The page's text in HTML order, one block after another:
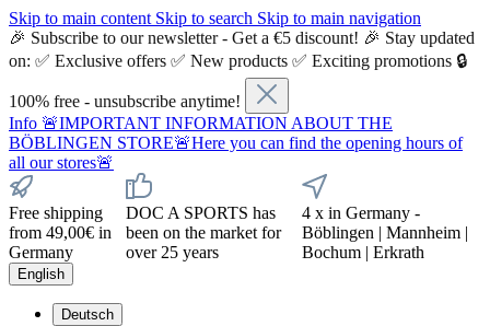
Skip to main content Skip to search Skip to main navigation
🎉 Subscribe to our newsletter - Get a €5 discount! 🎉 Stay updated
on: ✅ Exclusive offers ✅ New products ✅ Exciting promotions 🔒
100% free - unsubscribe anytime!
Info 🚨IMPORTANT INFORMATION ABOUT THE
BÖBLINGEN STORE🚨Here you can find the opening hours of
all our stores🚨
Free shipping
from 49,00€ in
Germany
DOC A SPORTS has
been on the market for
over 25 years
4 x in Germany -
Böblingen | Mannheim |
Bochum | Erkrath
English
Deutsch